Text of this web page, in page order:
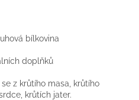
bílkovina
doplňků
z krůtího masa, krůtího
krůtích jater.